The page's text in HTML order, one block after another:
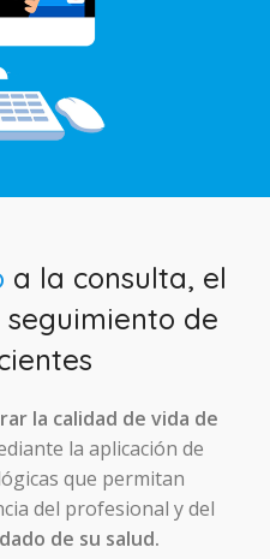
a la consulta, el
de
la calidad de vida de
la aplicación de
que permitan
del profesional y del
de su salud.